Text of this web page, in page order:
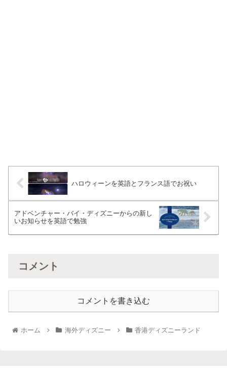
ハロウィーンを英語とフランス語でお祝い
アドベンチャー・バイ・ディズニーからの新し
いお知らせを英語で勉強
コメント
コメントを書き込む
ホーム 海外ディズニー 香港ディズニーランド